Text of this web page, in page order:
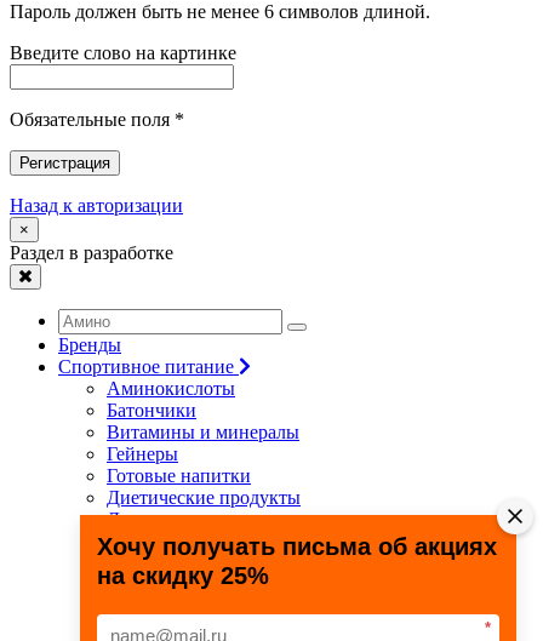
Пароль должен быть не менее 6 символов длиной.
Введите слово на картинке
Обязательные поля *
Регистрация
Назад к авторизации
×
Раздел в разработке
Бренды
Спортивное питание
Аминокислоты
Батончики
Витамины и минералы
Гейнеры
Готовые напитки
Диетические продукты
Для связок и суставов
Жиросжигатели
Здоровье и долголетие
Креатин
Специальные препараты
Хочу получать письма об акциях
на скидку 25%
*